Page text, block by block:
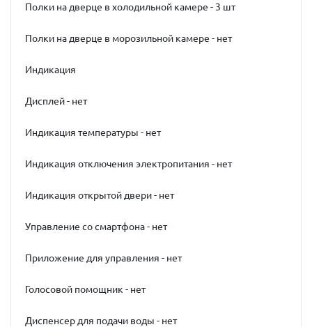
Полки на дверце в холодильной камере - 3 шт
Полки на дверце в морозильной камере - нет
Индикация
Дисплей - нет
Индикация температуры - нет
Индикация отключения электропитания - нет
Индикация открытой двери - нет
Управление со смартфона - нет
Приложение для управления - нет
Голосовой помощник - нет
Диспенсер для подачи воды - нет